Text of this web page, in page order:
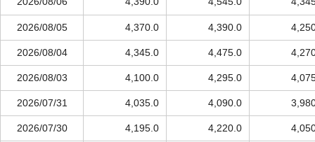
2026/08/05 4,370.0 4,390.0
2026/08/04 4,345.0 4,475.0
2026/08/03 4,100.0 4,295.0
2026/07/31 4,035.0 4,090.0
2026/07/30 4,195.0 4,220.0